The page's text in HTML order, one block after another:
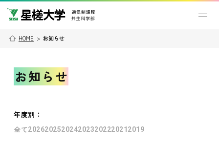
HOME > お知らせ
お知らせ
年度別 ：
全て202620252024202320222021 2019